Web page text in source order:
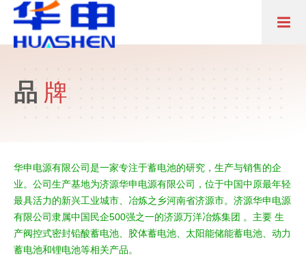
品 牌
华申电源有限公司是一家专注于蓄电池的研究，生产与销售的企
业。公司生产基地为济源华申电源有限公司，位于中国中原最年轻
最具活力的新兴工业城市、冶炼之乡河南省济源市。济源华申电源
有限公司隶属中国民企500强之一的济源万洋冶炼集团 。主要 生
产阀控式密封铅酸蓄电池、胶体蓄电池、太阳能储能蓄电池、动力
蓄电池和锂电池等相关产品。